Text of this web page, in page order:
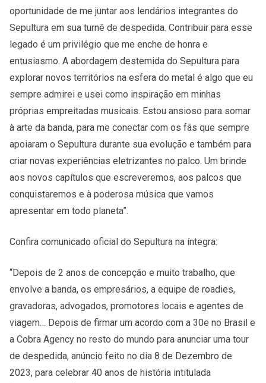
oportunidade de me juntar aos lendários integrantes do
Sepultura em sua turnê de despedida. Contribuir para esse
legado é um privilégio que me enche de honra e
entusiasmo. A abordagem destemida do Sepultura para
explorar novos territórios na esfera do metal é algo que eu
sempre admirei e usei como inspiração em minhas
próprias empreitadas musicais. Estou ansioso para somar
à arte da banda, para me conectar com os fãs que sempre
apoiaram o Sepultura durante sua evolução e também para
criar novas experiências eletrizantes no palco. Um brinde
aos novos capítulos que escreveremos, aos palcos que
conquistaremos e à poderosa música que vamos
apresentar em todo planeta”.
Confira comunicado oficial do Sepultura na íntegra:
“Depois de 2 anos de concepção e muito trabalho, que
envolve a banda, os empresários, a equipe de roadies,
gravadoras, advogados, promotores locais e agentes de
viagem… Depois de firmar um acordo com a 30e no Brasil e
a Cobra Agency no resto do mundo para anunciar uma tour
de despedida, anúncio feito no dia 8 de Dezembro de
2023, para celebrar 40 anos de história intitulada